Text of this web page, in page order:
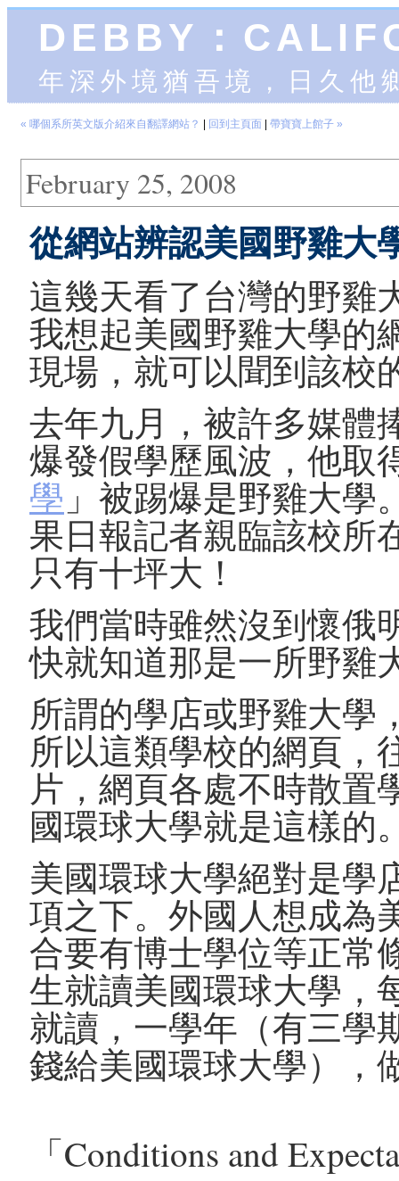
DEBBY：
年深外境猶吾境，日久
« 哪個系所英文版介紹來自翻譯網站？ 回到主頁面 帶寶寶上館子 »
February 25, 2008
從網站辨認美國野雞大
這幾天看了台灣的野雞
我想起美國野雞大學的
現場，就可以聞到該校
去年九月，被許多媒體
爆發假學歷風波，他取
學 」被踢爆是野雞大
果日報記者親臨該校所
只有十坪大！
我們當時雖然沒到懷俄
快就知道那是一所野雞
所謂的學店或野雞大學
所以這類學校的網頁，
片，網頁各處不時散置
國環球大學就是這樣的
美國環球大學絕對是學
項之下。外國人想成為
合要有博士學位等正常
生就讀美國環球大學，
就讀，一學年（有三學
錢給美國環球大學），
「Conditions and